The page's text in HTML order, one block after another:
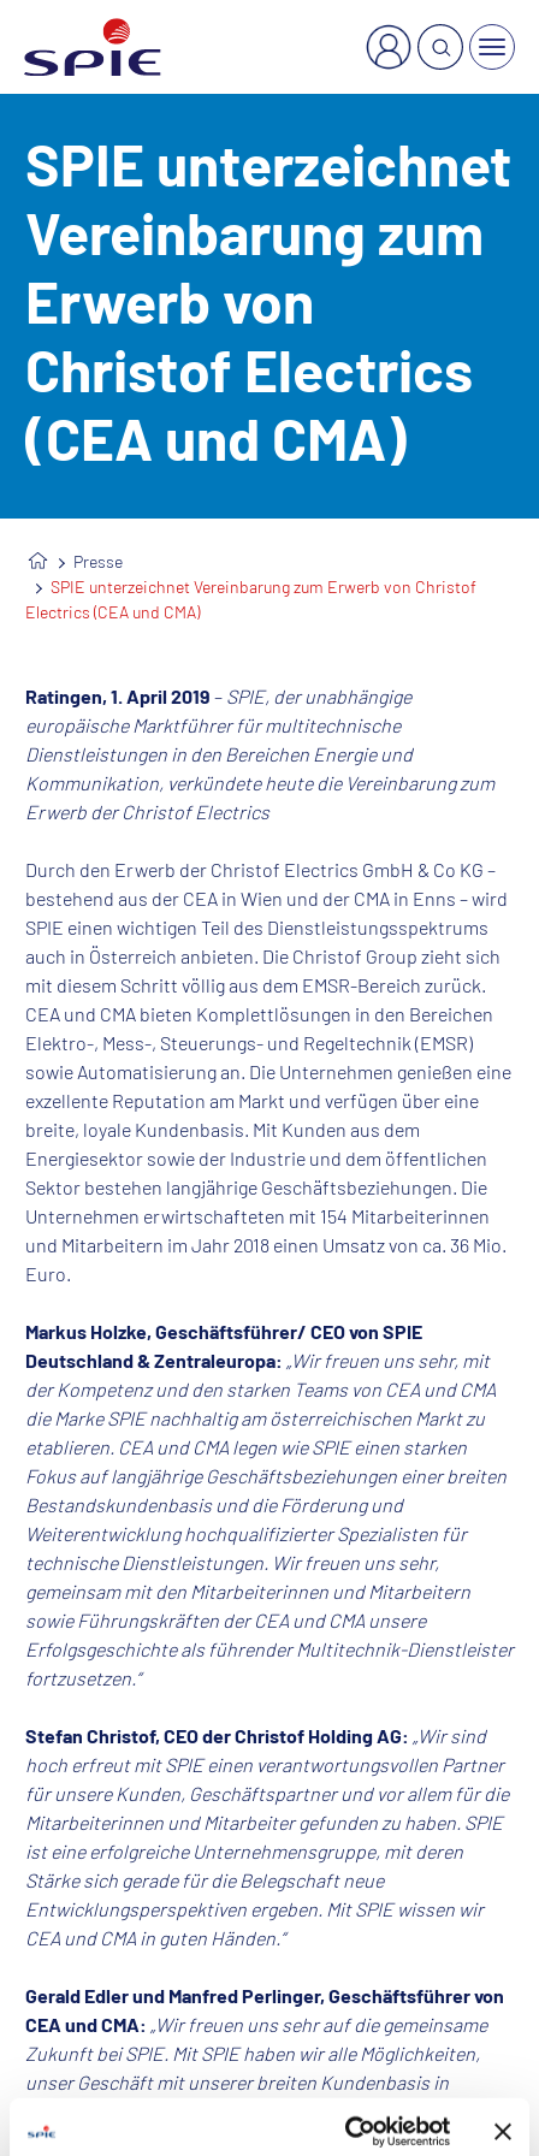
SPIE unterzeichnet
Vereinbarung zum
Erwerb von
Christof Electrics
(CEA und CMA)
Presse
SPIE unterzeichnet Vereinbarung zum Erwerb von Christof
Electrics (CEA und CMA)
Ratingen, 1. April 2019 – SPIE, der unabhängige
europäische Marktführer für multitechnische
Dienstleistungen in den Bereichen Energie und
Kommunikation, verkündete heute die Vereinbarung zum
Erwerb der Christof Electrics
Durch den Erwerb der Christof Electrics GmbH & Co KG –
bestehend aus der CEA in Wien und der CMA in Enns – wird
SPIE einen wichtigen Teil des Dienstleistungsspektrums
auch in Österreich anbieten. Die Christof Group zieht sich
mit diesem Schritt völlig aus dem EMSR-Bereich zurück.
CEA und CMA bieten Komplettlösungen in den Bereichen
Elektro-, Mess-, Steuerungs- und Regeltechnik (EMSR)
sowie Automatisierung an. Die Unternehmen genießen eine
exzellente Reputation am Markt und verfügen über eine
breite, loyale Kundenbasis. Mit Kunden aus dem
Energiesektor sowie der Industrie und dem öffentlichen
Sektor bestehen langjährige Geschäftsbeziehungen. Die
Unternehmen erwirtschafteten mit 154 Mitarbeiterinnen
und Mitarbeitern im Jahr 2018 einen Umsatz von ca. 36 Mio.
Euro.
Markus Holzke, Geschäftsführer/ CEO von SPIE
Deutschland & Zentraleuropa: „Wir freuen uns sehr, mit
der Kompetenz und den starken Teams von CEA und CMA
die Marke SPIE nachhaltig am österreichischen Markt zu
etablieren. CEA und CMA legen wie SPIE einen starken
Fokus auf langjährige Geschäftsbeziehungen einer breiten
Bestandskundenbasis und die Förderung und
Weiterentwicklung hochqualifizierter Spezialisten für
technische Dienstleistungen. Wir freuen uns sehr,
gemeinsam mit den Mitarbeiterinnen und Mitarbeitern
sowie Führungskräften der CEA und CMA unsere
Erfolgsgeschichte als führender Multitechnik-Dienstleister
fortzusetzen.“
Stefan Christof, CEO der Christof Holding AG: „Wir sind
hoch erfreut mit SPIE einen verantwortungsvollen Partner
für unsere Kunden, Geschäftspartner und vor allem für die
Mitarbeiterinnen und Mitarbeiter gefunden zu haben. SPIE
ist eine erfolgreiche Unternehmensgruppe, mit deren
Stärke sich gerade für die Belegschaft neue
Entwicklungsperspektiven ergeben. Mit SPIE wissen wir
CEA und CMA in guten Händen.“
Gerald Edler und Manfred Perlinger, Geschäftsführer von
CEA und CMA: „Wir freuen uns sehr auf die gemeinsame
Zukunft bei SPIE. Mit SPIE haben wir alle Möglichkeiten,
unser Geschäft mit unserer breiten Kundenbasis in
Österreich erfolgreich weiter zu entwickeln. Wir sind
überzeugt, mit unserer exzellenten Kompetenz in den